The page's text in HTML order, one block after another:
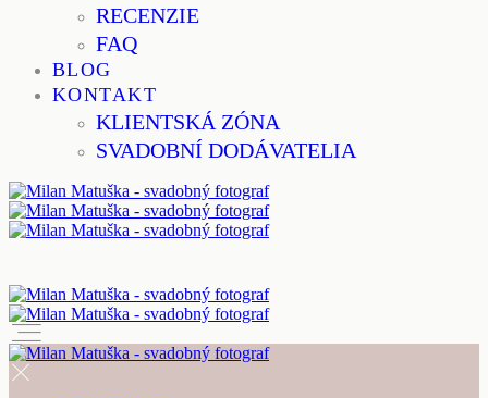
RECENZIE
FAQ
BLOG
KONTAKT
KLIENTSKÁ ZÓNA
SVADOBNÍ DODÁVATELIA